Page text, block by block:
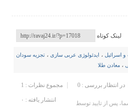
لینک کوتاه
و اسرائیل ، ایدئولوژی عربی سازی ، تجزیه سودان
، معادن طلا
مجموع نظرات : 1 در انتظار بررسی : 0
انتشار یافته : ۰
پس از تایید توسط